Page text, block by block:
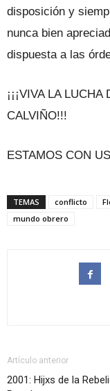
disposición y
nunca bien
dispuesta a las
¡¡¡VIVA LA
CALVIÑO!!!
ESTAMOS CON
TEMAS conflicto
mundo obrero
Artículo anterior
2001: Hijxs de la